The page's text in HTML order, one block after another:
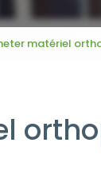
matériel